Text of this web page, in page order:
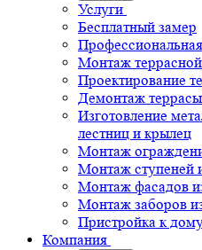
Услуги
Бесплатный замер
Монтаж
Проектирование
Демонтаж террасы
Изготовление
лестниц и крылец
Монтаж
Монтаж ступеней
Монтаж фасадов
Монтаж заборов
Пристройка к
Компания